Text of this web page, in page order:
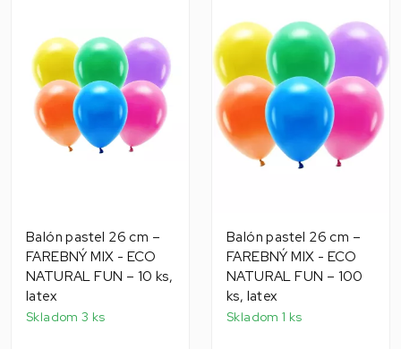
Balón pastel 26 cm –
FAREBNÝ MIX - ECO
NATURAL FUN – 10 ks,
latex
Skladom 3 ks
Balón pastel 26 cm –
FAREBNÝ MIX - ECO
NATURAL FUN – 100
ks, latex
Skladom 1 ks